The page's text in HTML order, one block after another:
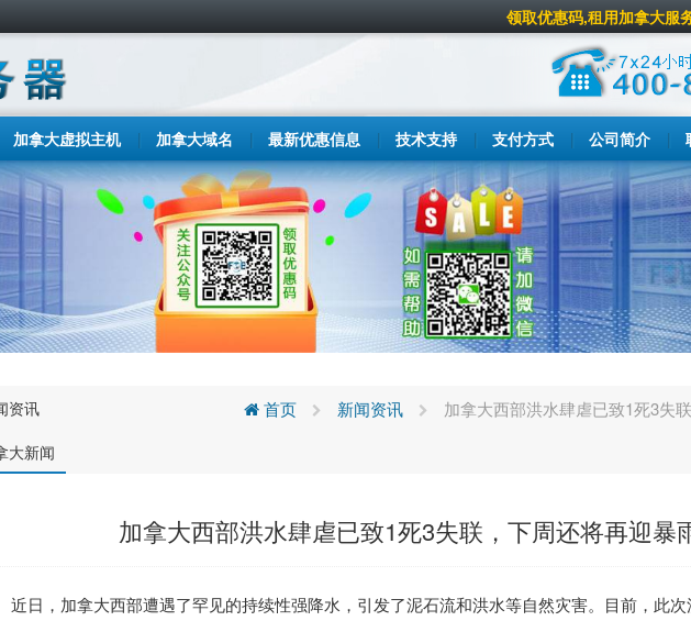
领取优惠码,租用加拿大服
加拿大虚拟主机 加拿大域名 最新优惠信息 技术支持 支付方式 公司简介
资讯
大新闻
首页 新闻资讯 加拿大西部洪水肆虐已致1死3失
加拿大西部洪水肆虐已致1死3失联，下周还将再迎暴
日， 加拿大西部遭遇了罕见的持续性强降水，引发了泥石流和洪水等自然灾害。目前，此